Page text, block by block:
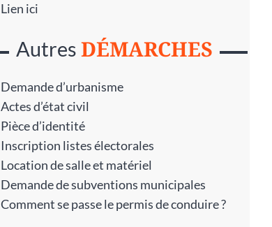
Lien ici
AutresDÉMARCHES
Demande d’urbanisme
Actes d’état civil
Pièce d’identité
Inscription listes électorales
Location de salle et matériel
Demande de subventions municipales
Comment se passe le permis de conduire ?